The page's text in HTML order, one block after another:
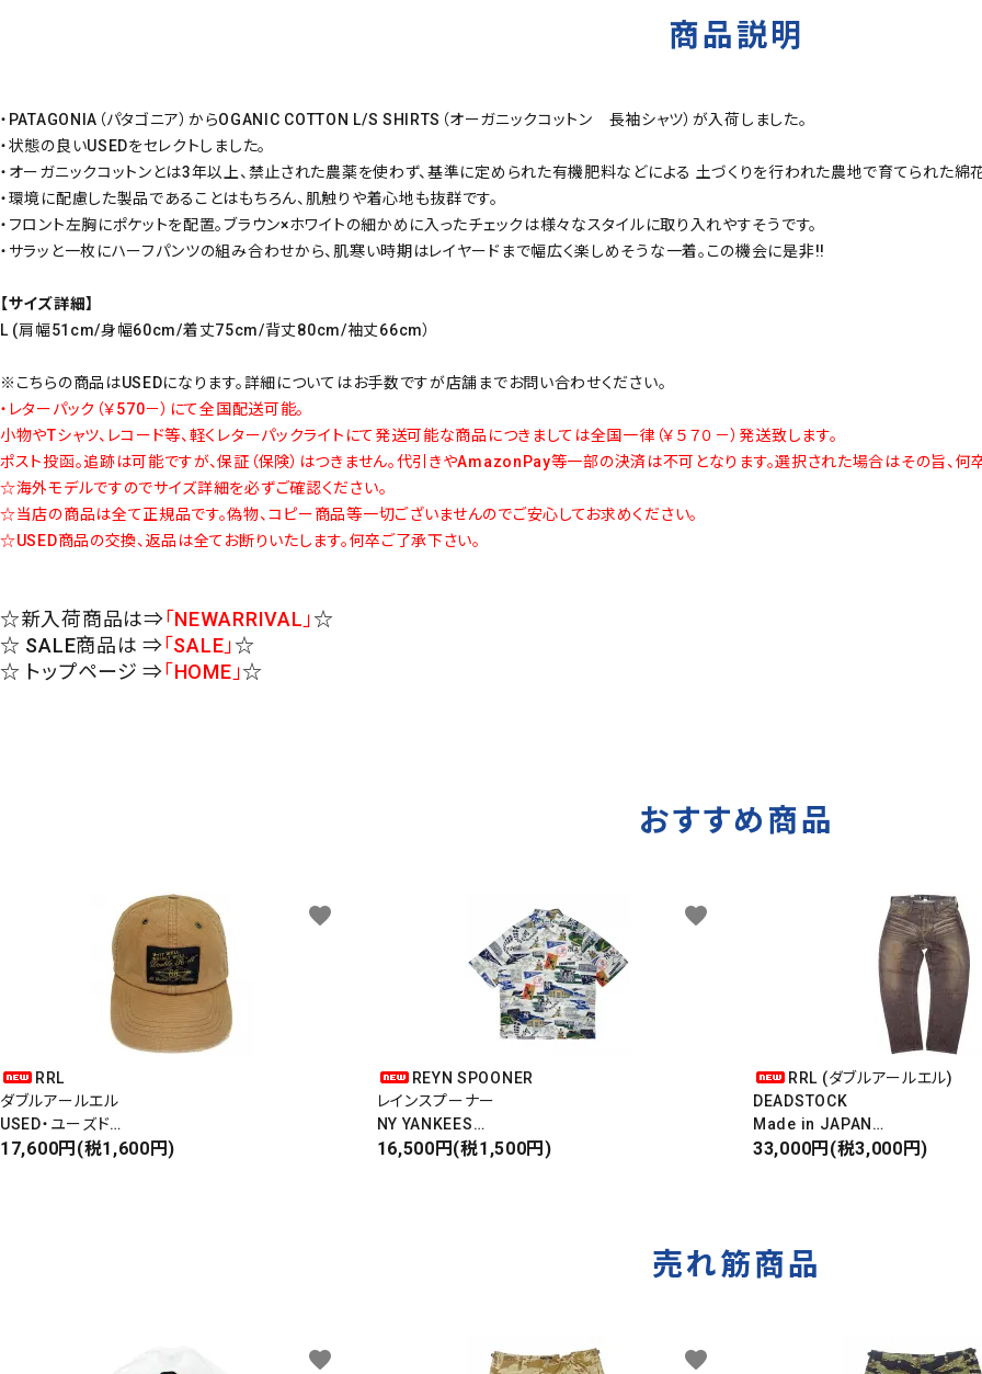
商品説明
・PATAGONIA（パタゴニア）からOGANIC COTTON L/S SHIRTS（オーガニックコットン 長袖シャツ）が入荷しました。
・状態の良いUSEDをセレクトしました。
・オーガニックコットンとは3年以上、禁止された農薬を使わず、基準に定められた有機肥料などによる 土づくりを行われた農地で育てられた綿
・環境に配慮した製品であることはもちろん、肌触りや着心地も抜群です。
・フロント左胸にポケットを配置。ブラウン×ホワイトの細かめに入ったチェックは様々なスタイルに取り入れやすそうです。
・サラッと一枚にハーフパンツの組み合わせから、肌寒い時期はレイヤードまで幅広く楽しめそうな一着。この機会に是非!!
【サイズ詳細】
L (肩幅51cm/身幅60cm/着丈75cm/背丈80cm/袖丈66cm）
※こちらの商品はUSEDになります。詳細についてはお手数ですが店舗までお問い合わせください。
・レターパック（￥570－）にて全国配送可能。
小物やTシャツ、レコード等、軽くレターパックライトにて発送可能な商品につきましては全国一律（￥５７０－）発送致します。
ポスト投函。追跡は可能ですが、保証（保険）はつきません。代引きやAmazonPay等一部の決済は不可となります。選択された場合はその旨、何
☆海外モデルですのでサイズ詳細を必ずご確認ください。
☆当店の商品は全て正規品です。偽物、コピー商品等一切ございませんのでご安心してお求めください。
☆USED商品の交換、返品は全てお断りいたします。何卒ご了承下さい。
☆新入荷商品は⇒「NEWARRIVAL」☆
☆ SALE商品は ⇒「SALE」☆
☆ トップページ ⇒「HOME」☆
おすすめ商品
RRL
ダブルアールエル
USED・ユーズド
6PANEL CAP
17,600円(税1,600円)
favorite
REYN SPOONER
レインスプーナー
NY YANKEES
ニューヨークヤンキース
16,500円(税1,500円)
favorite
RRL (ダブルアールエル)
DEADSTOCK
Made in JAPAN
DAMAGE DENIM PANTS
33,000円(税3,000円)
売れ筋商品
favorite favorite